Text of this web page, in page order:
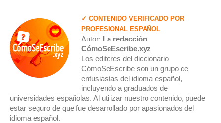
✓ CONTENIDO VERIFICADO POR
PROFESIONAL ESPAÑOL
Autor: La redacción
CómoSeEscribe.xyz
Los editores del diccionario
CómoSeEscribe son un grupo de
entusiastas del idioma español,
incluyendo a graduados de
universidades españolas. Al utilizar nuestro contenido, puede
estar seguro de que fue desarrollado por apasionados del
idioma español.